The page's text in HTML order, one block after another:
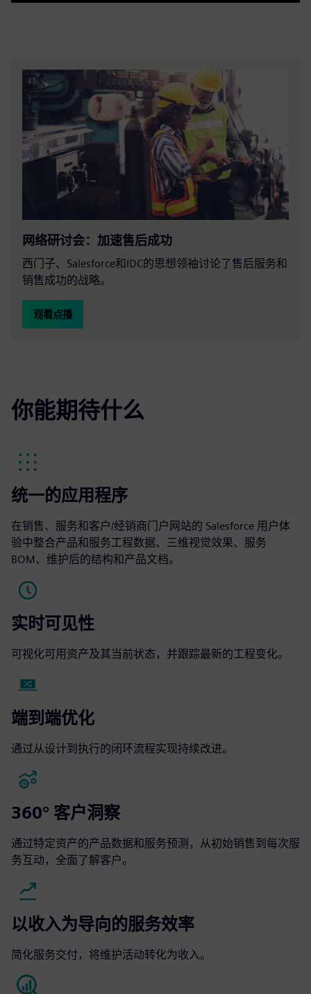
Play Mute Settings
PIP
Enter
网络研讨会：加速售后成功
西门子、Salesforce和IDC的思想领袖讨论了售后服务和
销售成功的战略。
观看点播
你能期待什么
统一的应用程序
在销售、服务和客户/经销商门户网站的 Salesforce 用户体
验中整合产品和服务工程数据、三维视觉效果、服务
BOM、维护后的结构和产品文档。
实时可见性
可视化可用资产及其当前状态，并跟踪最新的工程变化。
端到端优化
通过从设计到执行的闭环流程实现持续改进。
360° 客户洞察
通过特定资产的产品数据和服务预测，从初始销售到每次服
务互动，全面了解客户。
以收入为导向的服务效率
简化服务交付，将维护活动转化为收入。